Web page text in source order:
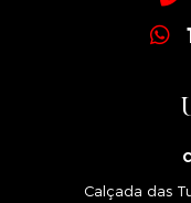
Calçada das